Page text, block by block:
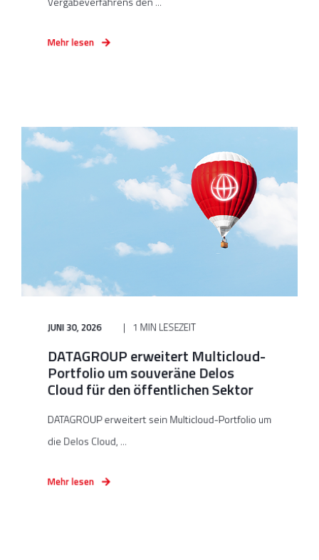
Mehr lesen
JUNI 30, 2026 1 MIN LESEZEIT
DATAGROUP erweitert Multicloud-
Portfolio um souveräne Delos
Cloud für den öffentlichen Sektor
DATAGROUP erweitert sein Multicloud-Portfolio um
die Delos Cloud, ...
Mehr lesen